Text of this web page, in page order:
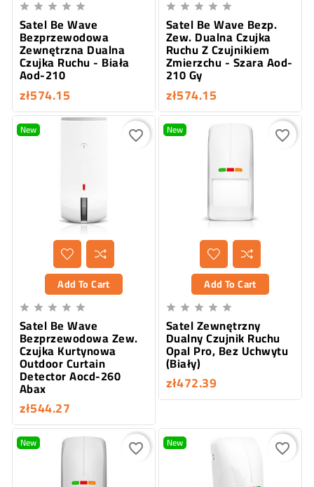
    
Satel Be Wave
Bezprzewodowa
Zewnętrzna Dualna
Czujka Ruchu - Biała
Aod-210
zł574.15
    
Satel Be Wave Bezp.
Zew. Dualna Czujka
Ruchu Z Czujnikiem
Zmierzchu - Szara Aod-
210 Gy
zł574.15
New
Add To Cart
    
Satel Be Wave
Bezprzewodowa Zew.
Czujka Kurtynowa
Outdoor Curtain
Detector Aocd-260
Abax
zł544.27
favorite_border New
Add To Cart
    
Satel Zewnętrzny
Dualny Czujnik Ruchu
Opal Pro, Bez Uchwytu
(Biały)
zł472.39
favorite_border
New favorite_border New favorite_border